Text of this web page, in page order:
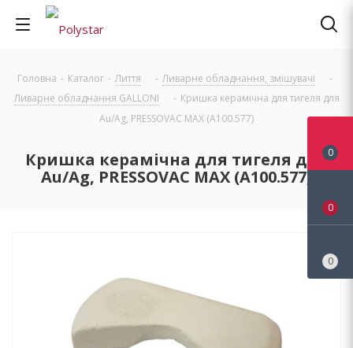
Головна - Каталог - Лиття - Ливарне обладнання, змішувачі
-
Ливарне обладнання GALLONI
- Кришка керамічна для тигеля для
Au/Ag, PRESSOVAC MAX (A100.577)
Кришка керамічна для тигеля для
Au/Ag, PRESSOVAC MAX (A100.577)
0
0
0